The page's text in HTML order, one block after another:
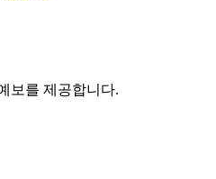
보를 제공합니다.